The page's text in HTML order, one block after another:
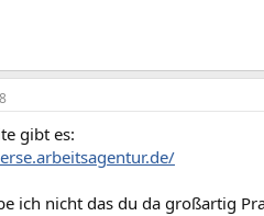
gibt es:
ich nicht das du da großartig